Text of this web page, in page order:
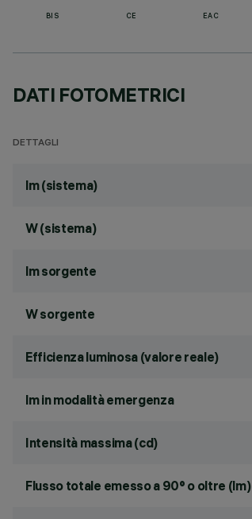
BIS CE EAC
DATI FOTOMETRICI
DETTAGLI
lm (sistema)
W (sistema)
lm sorgente
W sorgente
Efficienza luminosa (valore reale)
lm in modalità emergenza
Intensità massima (cd)
Flusso totale emesso a 90° o oltre (lm)